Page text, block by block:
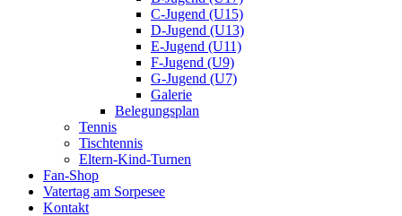
C-Jugend (U15)
D-Jugend (U13)
E-Jugend (U11)
F-Jugend (U9)
G-Jugend (U7)
Galerie
Belegungsplan
Tennis
Tischtennis
Eltern-Kind-Turnen
Fan-Shop
Vatertag am Sorpesee
Kontakt